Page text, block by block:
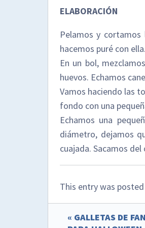
ELABORACIÓN
Pelamos y cortamos
hacemos puré con ella.
En un bol,
huevos. Echamos
Vamos haciendo las
fondo con una
Echamos una
diámetro, dejamos
cuajada. Sacamos
This entry was
« GALLETAS DE